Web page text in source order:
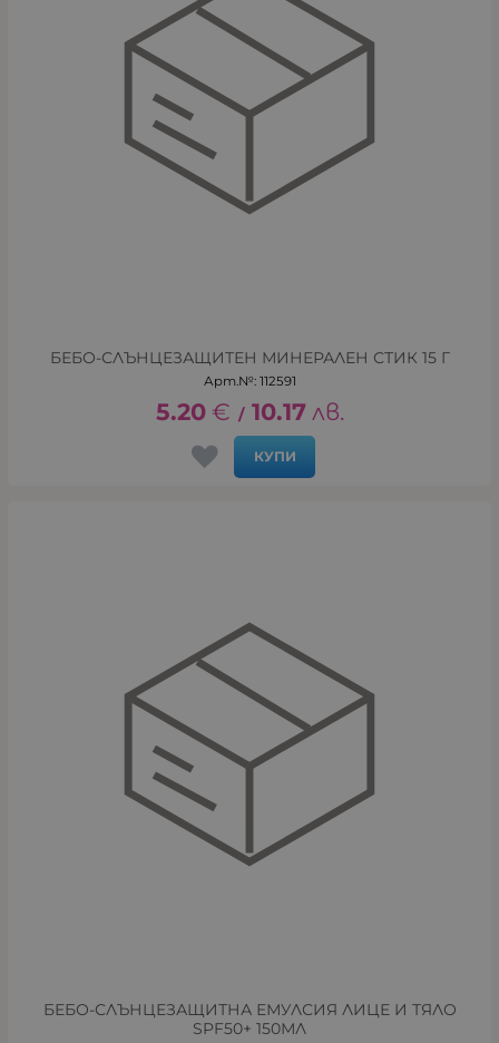
БЕБО-СЛЪНЦЕЗАЩИТЕН МИНЕРАЛЕН СТИК 15 Г
Арт.№: 112591
5.20 € / 10.17 лв.
КУПИ
БЕБО-СЛЪНЦЕЗАЩИТНА ЕМУЛСИЯ ЛИЦЕ И ТЯЛО
SPF50+ 150МЛ